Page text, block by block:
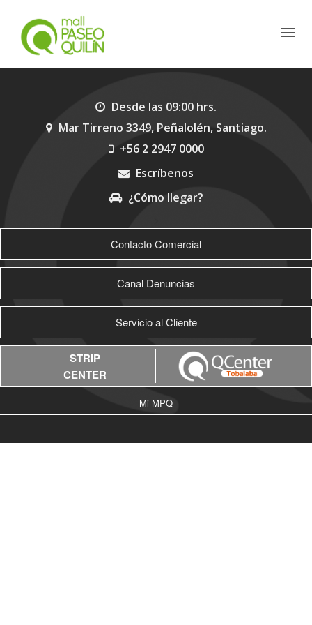
Desde las 09:00 hrs.
Mar Tirreno 3349, Peñalolén, Santiago.
+56 2 2947 0000
Escríbenos
¿Cómo llegar?
Contacto Comercial
Canal Denuncias
Servicio al Cliente
STRIP
CENTER
Mi MPQ